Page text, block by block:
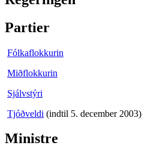
Partier
Fólkaflokkurin
Miðflokkurin
Sjálvstýri
Tjóðveldi (indtil 5. december 2003)
Ministre